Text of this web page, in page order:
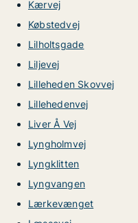
Kærvej
Købstedvej
Lilholtsgade
Liljevej
Lilleheden Skovvej
Lillehedenvej
Liver Å Vej
Lyngholmvej
Lyngklitten
Lyngvangen
Lærkevænget